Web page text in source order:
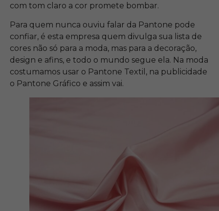
com tom claro a cor promete bombar.
Para quem nunca ouviu falar da Pantone pode
confiar, é esta empresa quem divulga sua lista de
cores não só para a moda, mas para a decoração,
design e afins, e todo o mundo segue ela. Na moda
costumamos usar o Pantone Textil, na publicidade
o Pantone Gráfico e assim vai.